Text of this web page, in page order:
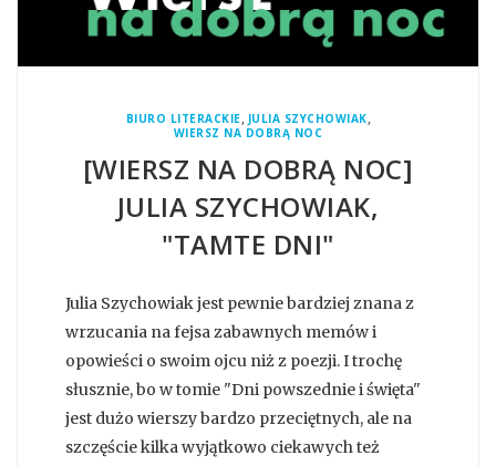
BIURO LITERACKIE, JULIA SZYCHOWIAK,
WIERSZ NA DOBRĄ NOC
[WIERSZ NA DOBRĄ NOC]
JULIA SZYCHOWIAK,
"TAMTE DNI"
Julia Szychowiak jest pewnie bardziej znana z
wrzucania na fejsa zabawnych memów i
opowieści o swoim ojcu niż z poezji. I trochę
słusznie, bo w tomie "Dni powszednie i święta"
jest dużo wierszy bardzo przeciętnych, ale na
szczęście kilka wyjątkowo ciekawych też